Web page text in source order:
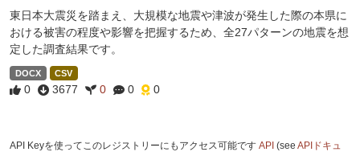
東日本大震災を踏まえ、大規模な地震や津波が発生した際の本県に
おける被害の程度や影響を把握するため、全27パターンの地震を想
定した調査結果です。
DOCX CSV
0 3677 0 0 0
API Keyを使ってこのレジストリーにもアクセス可能です API (see APIドキュ